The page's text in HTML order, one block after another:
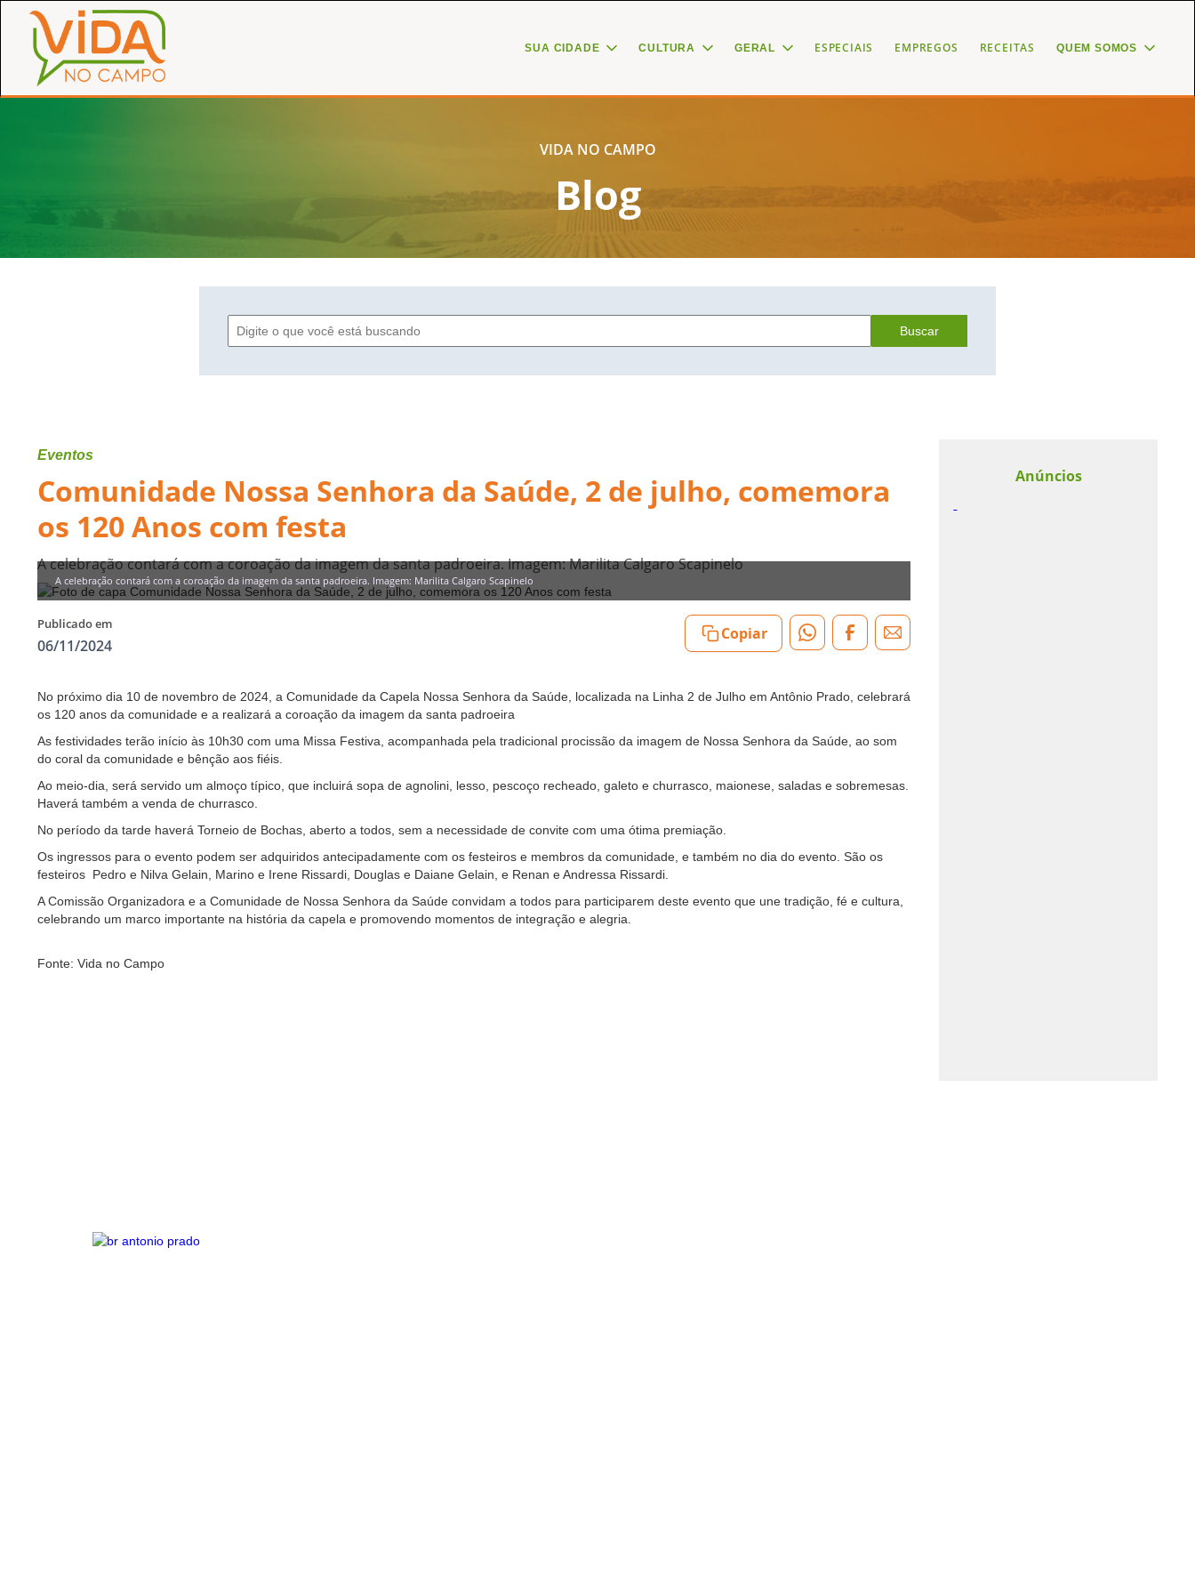
SUA CIDADE CULTURA GERAL ESPECIAIS EMPREGOS RECEITAS QUEM SOMOS
VIDA NO CAMPO
Blog
Buscar
Eventos
Comunidade Nossa Senhora da Saúde, 2 de julho, comemora
os 120 Anos com festa
A celebração contará com a coroação da imagem da santa padroeira. Imagem: Marilita Calgaro Scapinelo
A celebração contará com a coroação da imagem da santa padroeira. Imagem: Marilita Calgaro Scapinelo
Publicado em
06/11/2024
Copiar
No próximo dia 10 de novembro de 2024, a Comunidade da Capela Nossa Senhora da Saúde, localizada na Linha 2 de Julho em Antônio Prado, celebrará
os 120 anos da comunidade e a realizará a coroação da imagem da santa padroeira
As festividades terão início às 10h30 com uma Missa Festiva, acompanhada pela tradicional procissão da imagem de Nossa Senhora da Saúde, ao som
do coral da comunidade e bênção aos fiéis.
Ao meio-dia, será servido um almoço típico, que incluirá sopa de agnolini, lesso, pescoço recheado, galeto e churrasco, maionese, saladas e sobremesas.
Haverá também a venda de churrasco.
No período da tarde haverá Torneio de Bochas, aberto a todos, sem a necessidade de convite com uma ótima premiação.
Os ingressos para o evento podem ser adquiridos antecipadamente com os festeiros e membros da comunidade, e também no dia do evento. São os
festeiros Pedro e Nilva Gelain, Marino e Irene Rissardi, Douglas e Daiane Gelain, e Renan e Andressa Rissardi.
A Comissão Organizadora e a Comunidade de Nossa Senhora da Saúde convidam a todos para participarem deste evento que une tradição, fé e cultura,
celebrando um marco importante na história da capela e promovendo momentos de integração e alegria.
Fonte: Vida no Campo
Anúncios